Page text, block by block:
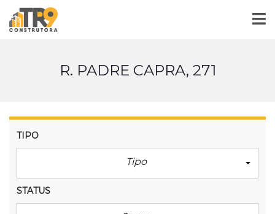
R. PADRE CAPRA, 271
TIPO
Tipo
STATUS